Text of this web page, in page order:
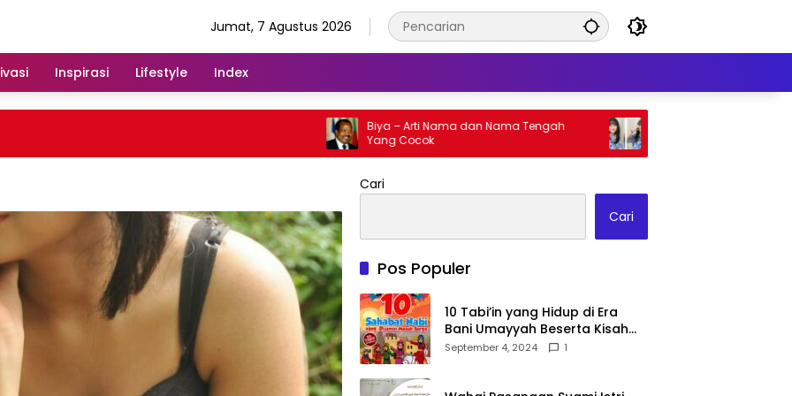
Jumat, 7 Agustus 2026
Inspirasi Lifestyle Index
Biya – Arti Nama dan Nama Tengah
Yang Cocok
Bilqis – Arti Nama dan Nama
Yang Cocok
Cari
Cari
Pos Populer
10 Tabi’in yang Hidup di Era
Bani Umayyah Beserta Kisah
Teladan Mereka!
September 4, 2024 1